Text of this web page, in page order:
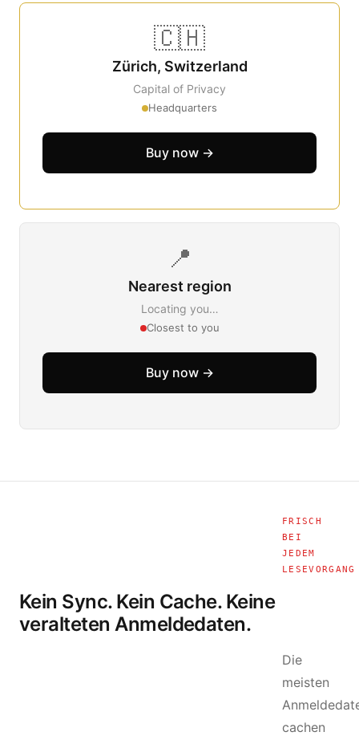
🇨🇭
Zürich, Switzerland
Capital of Privacy
Headquarters
Buy now →
📍
Nearest region
Locating you…
Closest to you
Buy now →
FRISCH
BEI
JEDEM
LESEVORGANG
Kein Sync. Kein Cache. Keine
veralteten Anmeldedaten.
Die
meisten
cachen